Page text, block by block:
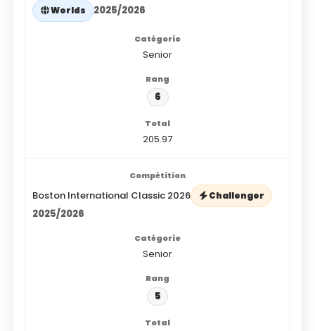
Worlds 2025/2026
Senior
6
205.97
Boston International Classic 2026 Challenger
2025/2026
Senior
5